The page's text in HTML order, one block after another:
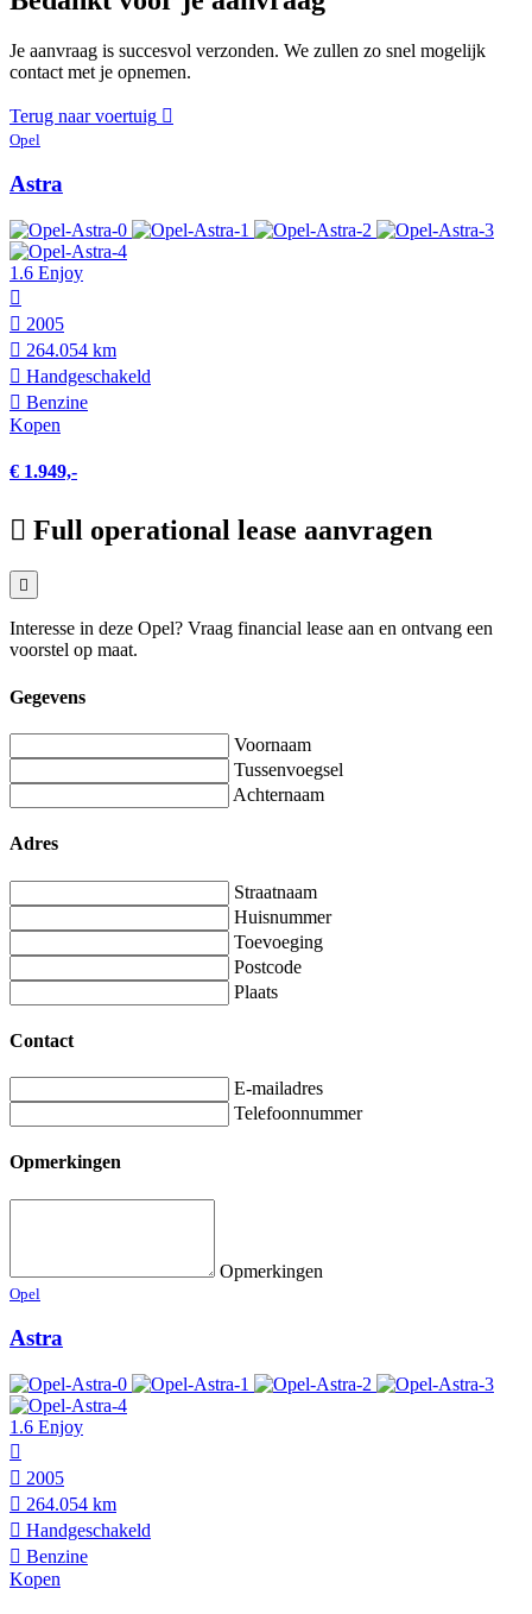
Je aanvraag is succesvol verzonden. We zullen zo snel mogelijk
contact met je opnemen.
Terug naar voertuig
Opel
Astra
1.6 Enjoy
2005
264.054 km
Hand­geschakeld
Benzine
Kopen
€ 1.949,-
Full operational lease aanvragen
Interesse in deze Opel? Vraag financial lease aan en ontvang een
voorstel op maat.
Gegevens
Voornaam
Tussenvoegsel
Achternaam
Adres
Straatnaam
Huisnummer
Toevoeging
Postcode
Plaats
Contact
E-mailadres
Telefoonnummer
Opmerkingen
Opmerkingen
Opel
Astra
1.6 Enjoy
2005
264.054 km
Hand­geschakeld
Benzine
Kopen